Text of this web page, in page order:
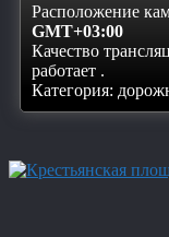
Расположение
GMT+03:00
Качество
работает .
Категория: